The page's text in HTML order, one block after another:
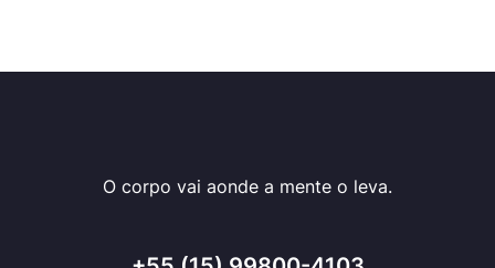
O corpo vai aonde a mente o leva.